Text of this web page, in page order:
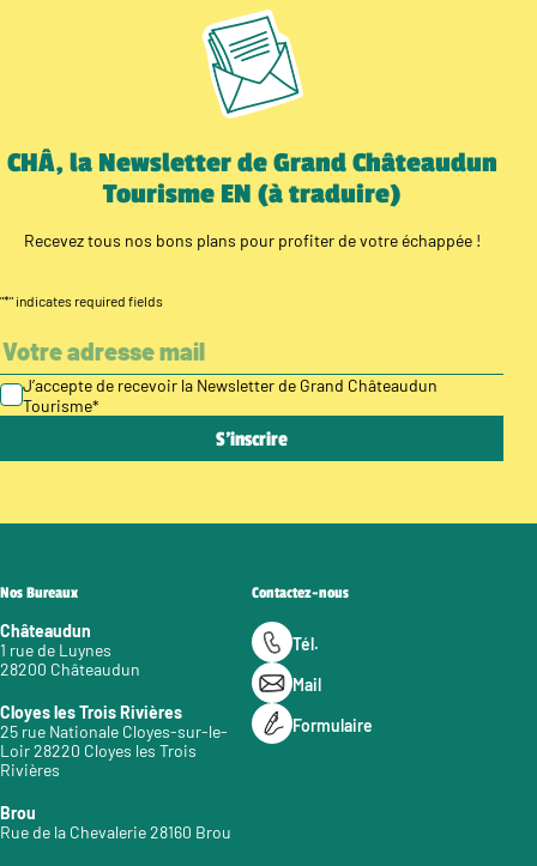
CHÂ, la Newsletter de Grand Châteaudun
Tourisme EN (à traduire)
Recevez tous nos bons plans pour profiter de votre échappée !
"*" indicates required fields
J’accepte de recevoir la Newsletter de Grand Châteaudun
Tourisme*
Nos Bureaux
Châteaudun
1 rue de Luynes
28200 Châteaudun
Cloyes les Trois Rivières
25 rue Nationale Cloyes-sur-le-
Loir 28220 Cloyes les Trois
Rivières
Brou
Rue de la Chevalerie 28160 Brou
Contactez-nous
Tél.
Mail
Formulaire